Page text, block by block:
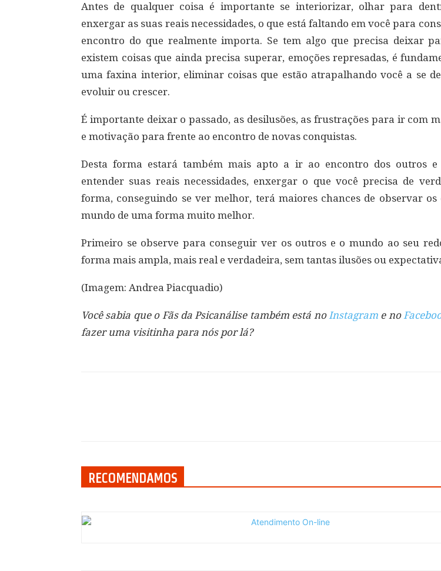
Antes de qualquer coisa é importante se interiorizar, olhar para
enxergar as suas reais necessidades, o que está faltando em você para
encontro do que realmente importa. Se tem algo que precisa deixar
existem coisas que ainda precisa superar, emoções represadas, é
uma faxina interior, eliminar coisas que estão atrapalhando você a se
evoluir ou crescer.
É importante deixar o passado, as desilusões, as frustrações para ir com
e motivação para frente ao encontro de novas conquistas.
Desta forma estará também mais apto a ir ao encontro dos outros e
entender suas reais necessidades, enxergar o que você precisa de
forma, conseguindo se ver melhor, terá maiores chances de observar os
mundo de uma forma muito melhor.
Primeiro se observe para conseguir ver os outros e o mundo ao seu
forma mais ampla, mais real e verdadeira, sem tantas ilusões ou
(Imagem: Andrea Piacquadio)
Você sabia que o Fãs da Psicanálise também está noInstagram e no
fazer uma visitinha para nós por lá?
RECOMENDAMOS